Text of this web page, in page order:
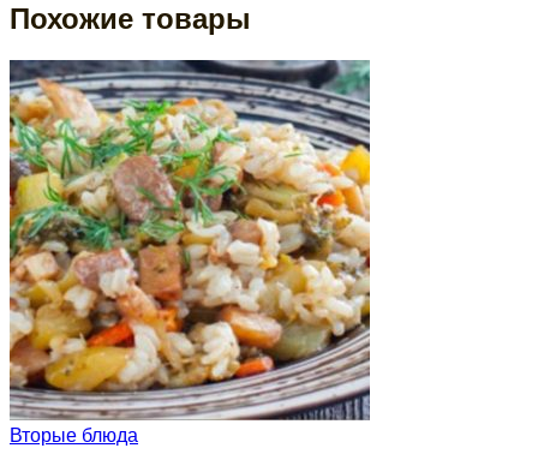
Похожие товары
Вторые блюда